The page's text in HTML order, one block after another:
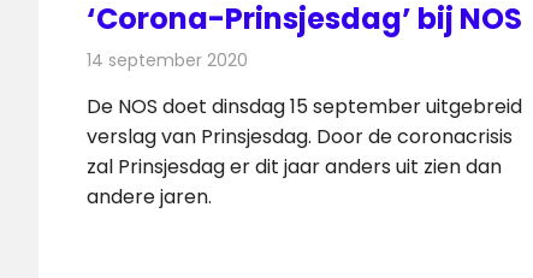
‘Corona-Prinsjesdag’ bij NOS
14 september 2020
De NOS doet dinsdag 15 september uitgebreid
verslag van Prinsjesdag. Door de coronacrisis
zal Prinsjesdag er dit jaar anders uit zien dan
andere jaren.